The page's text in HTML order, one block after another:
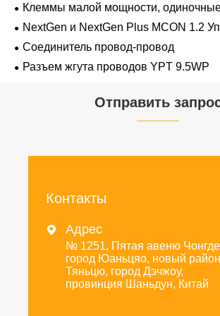
Клеммы малой мощности,
проводов 1,2 мм-2,8 мм
NextGen и NextGen Plus MCON 1.2
заглушки для полостей с одинарной
замком-копьем
Соединитель провод-провод
Разъем жгута проводов YPT 9.5WP
Отправить
Контакты
 Адрес
№ 1251, Пятая авеню
город Юаньцяо, новый район
Тяньцю, город Дэчжоу,
провинция Шаньдун, Китай